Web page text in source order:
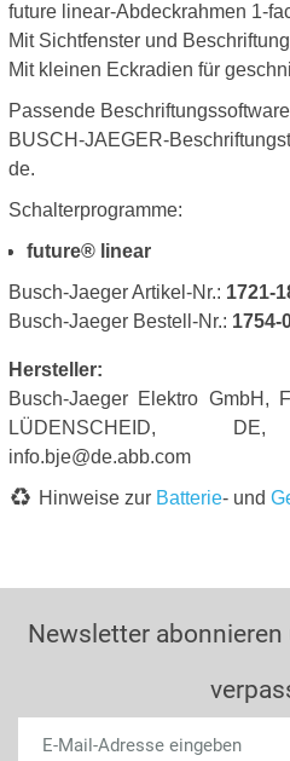
future linear-Abdeckrahmen 1-
Mit Sichtfenster und
Mit kleinen Eckradien für
Passende
BUSCH-JAEGER-
de.
Schalterprogramme:
future® linear
Busch-Jaeger Artikel-Nr.: 1721-
Busch-Jaeger Bestell-Nr.: 1754-
Hersteller:
Busch-Jaeger Elektro GmbH,
LÜDENSCHEID, DE,
info.bje@de.abb.com
Hinweise zur Batterie- und
Newsletter